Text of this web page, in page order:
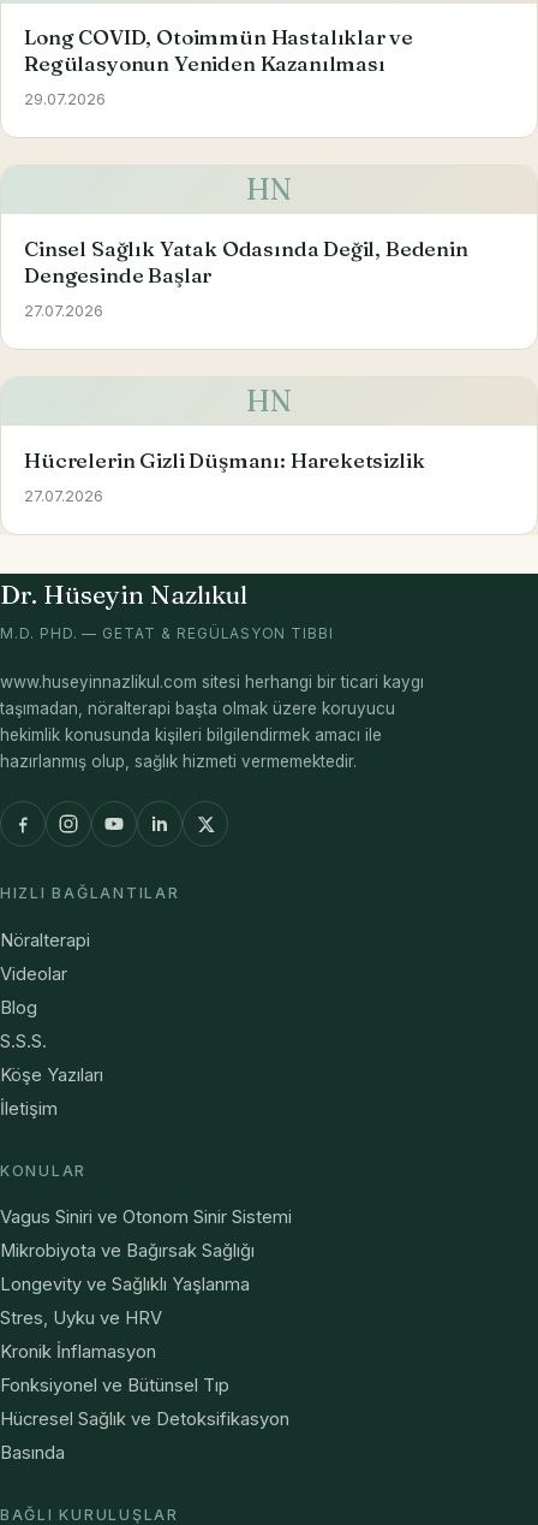
Long COVID, Otoimmün Hastalıklar ve
Regülasyonun Yeniden Kazanılması
29.07.2026
HN
Cinsel Sağlık Yatak Odasında Değil, Bedenin
Dengesinde Başlar
27.07.2026
HN
Hücrelerin Gizli Düşmanı: Hareketsizlik
27.07.2026
Dr. Hüseyin Nazlıkul
M.D. PHD. — GETAT & REGÜLASYON TIBBI
www.huseyinnazlikul.com sitesi herhangi bir ticari kaygı
taşımadan, nöralterapi başta olmak üzere koruyucu
hekimlik konusunda kişileri bilgilendirmek amacı ile
hazırlanmış olup, sağlık hizmeti vermemektedir.
HIZLI BAĞLANTILAR
Nöralterapi
Videolar
Blog
S.S.S.
Köşe Yazıları
İletişim
KONULAR
Vagus Siniri ve Otonom Sinir Sistemi
Mikrobiyota ve Bağırsak Sağlığı
Longevity ve Sağlıklı Yaşlanma
Stres, Uyku ve HRV
Kronik İnflamasyon
Fonksiyonel ve Bütünsel Tıp
Hücresel Sağlık ve Detoksifikasyon
Basında
BAĞLI KURULUŞLAR